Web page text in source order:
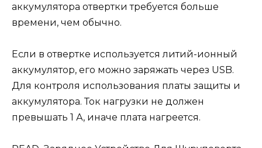
аккумулятора отвертки требуется больше
времени, чем обычно.
Если в отвертке используется литий-ионный
аккумулятор, его можно заряжать через USB.
Для контроля использования платы защиты и
аккумулятора. Ток нагрузки не должен
превышать 1 А, иначе плата нагреется.